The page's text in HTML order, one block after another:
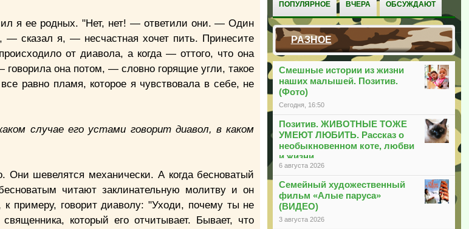
ПОПУЛЯРНОЕ ВЧЕРА ОБСУЖДАЮТ
РАЗНОЕ
Смешные истории из жизни
наших малышей. Позитив.
(Фото)
Сегодня, 16:50
Позитив. ЖИВОТНЫЕ ТОЖЕ
УМЕЮТ ЛЮБИТЬ. Рассказ о
необыкновенном коте, любви
и жизни
6 августа 2026
Семейный художественный
фильм «Алые паруса»
(ВИДЕО)
3 августа 2026
я ее родных. "Нет, нет! — ответили они. — Один
сказал я, — несчастная хочет пить. Принесите
от диавола, а когда — оттого, что она
она потом, — словно горящие угли, такое
равно пламя, которое я чувствовала в себе, не
случае его устами говорит диавол, в каком
Они шевелятся механически. А когда бесноватый
читают заклинательную молитву и он
к примеру, говорит диаволу: "Уходи, почему ты не
который его отчитывает. Бывает, что